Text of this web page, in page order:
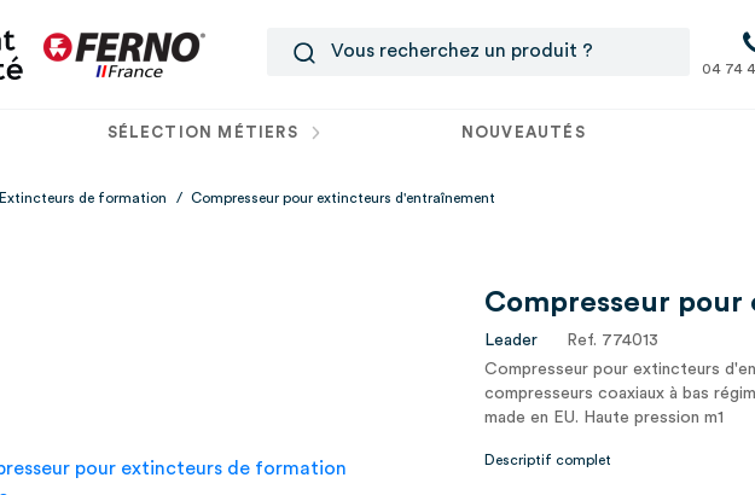
04 74
SÉLECTION MÉTIERS NOUVEAUTÉS
Extincteurs de formation / Compresseur pour extincteurs d'entraînement
Compresseur
Leader
Ref. 774013
Compresseur pour extincteurs
compresseurs coaxiaux à bas
made en EU. Haute pression m1
Descriptif complet